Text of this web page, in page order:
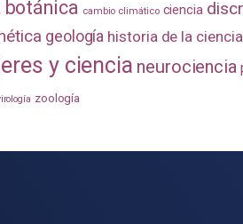
botánica cambio climático ciencia
geología historia de la ciencia
y ciencia neurociencia
zoología